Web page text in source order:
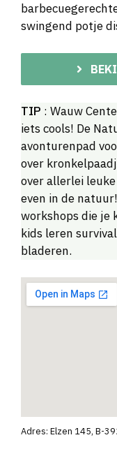
swingend potje
TIP : Wauw
iets cools! De
avonturenpad
over
over allerlei
even in de
workshops die je
kids leren
bladeren.
Adres: Elzen 145, B-